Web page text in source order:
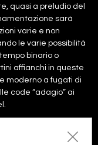
quasi a preludio del
sarà
varie e non
le varie possibilità
binario o
affianchi in queste
moderno a fugati di
code “adagio” ai